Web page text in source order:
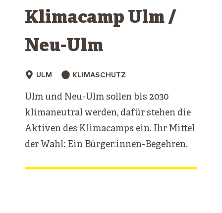
Klimacamp Ulm /
Neu-Ulm
ULM KLIMASCHUTZ
Ulm und Neu-Ulm sollen bis 2030
klimaneutral werden, dafür stehen die
Aktiven des Klimacamps ein. Ihr Mittel
der Wahl: Ein Bürger:innen-Begehren.